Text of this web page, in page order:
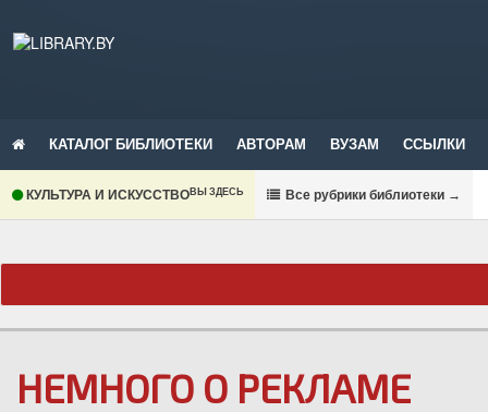
КАТАЛОГ БИБЛИОТЕКИ АВТОРАМ ВУЗАМ ССЫЛКИ
КУЛЬТУРА И ИСКУССТВОВЫ ЗДЕСЬ Все рубрики библиотеки →
НЕМНОГО О РЕКЛАМЕ